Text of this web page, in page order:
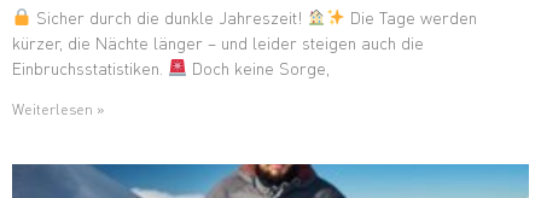
Sicher durch die dunkle Jahreszeit!
Die Tage werden
kürzer, die Nächte länger – und leider steigen auch die
Einbruchsstatistiken.
Doch keine Sorge,
Weiterlesen »